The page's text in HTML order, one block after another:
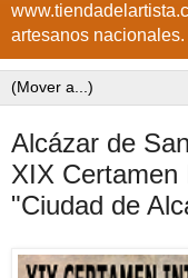
artesanos nacionales.
Alcázar de
XIX Certamen
"Ciudad de